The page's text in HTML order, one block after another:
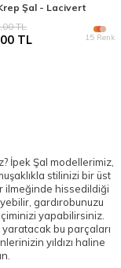
Şal - Lacivert
TL
TL 15 Renk
İpek Şal modellerimiz,
stilinizi bir üst
ilmeğinde hissedildiği
gardırobunuzu
yapabilirsiniz.
yaratacak bu parçaları
yıldızı haline